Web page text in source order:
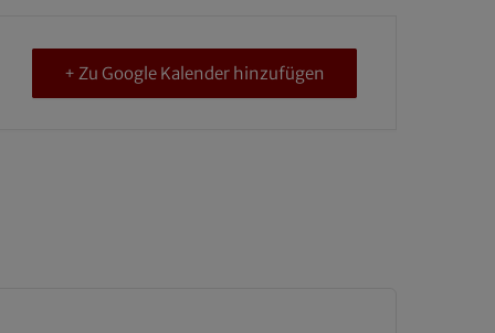
+ Zu Google Kalender hinzufügen